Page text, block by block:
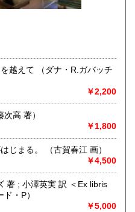
。
いたします。
R.ガバッチ
￥2,200
ム生活史 （佐藤次高 著）
￥1,800
古賀春江の全貌 : 新しい神話がはじまる。 （古賀春江 画）
￥4,500
著 ; 小澤英実 訳 ＜Ex libris
エドワード・P）
￥5,000